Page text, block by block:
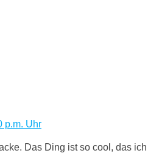
p.m. Uhr
Das Ding ist so cool, das ich